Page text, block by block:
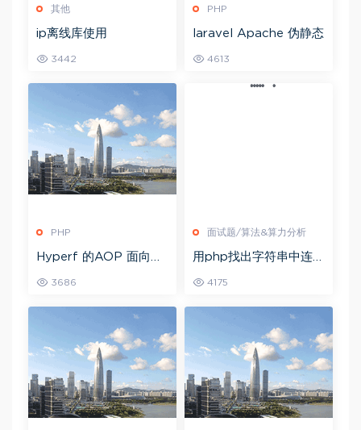
其他
ip离线库使用
3442
PHP
laravel Apache 伪静态
4613
PHP
Hyperf 的AOP 面向切
3686
面试题/算法&算力分析
用php找出字符串中连续
你有方法吗？
4175